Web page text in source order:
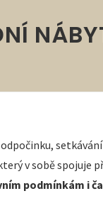
v sobě spojuje
podmínkám i